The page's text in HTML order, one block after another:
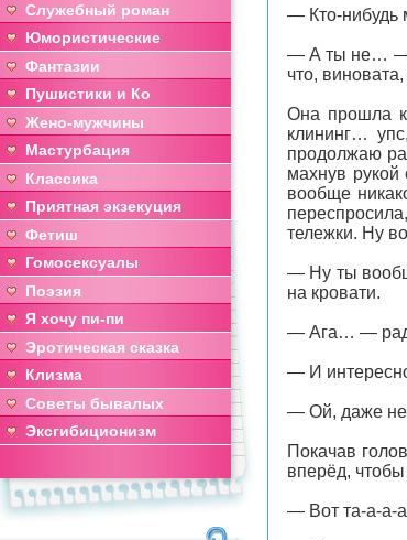
Служебный роман
Юмористические
Фантазии
Пушистики и Ко
Жено-мужчины
Мастурбация
Классика
Приятная экзекуция
Фетиш
Гомосексуалы
Поэзия
Я хочу пи-пи
Эротическая сказка
Клизма
Советы бывалых
Эксгибиционизм
— Кто-нибудь
— А ты не… —
что,
Она прошла к
клининг…
продолжаю
махнув
вообще
тележки. Ну
— Ну ты
на кровати.
— Ага… —
— И
— Ой, даже не
Покачав
вперёд,
— Вот та-а-а-